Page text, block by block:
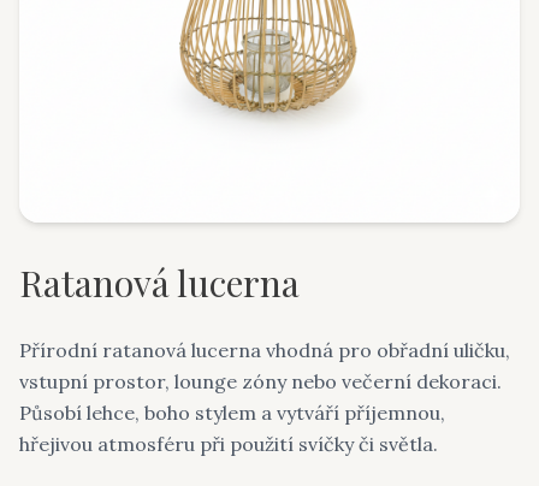
Ratanová lucerna
Přírodní ratanová lucerna vhodná pro obřadní uličku,
vstupní prostor, lounge zóny nebo večerní dekoraci.
Působí lehce, boho stylem a vytváří příjemnou,
hřejivou atmosféru při použití svíčky či světla.